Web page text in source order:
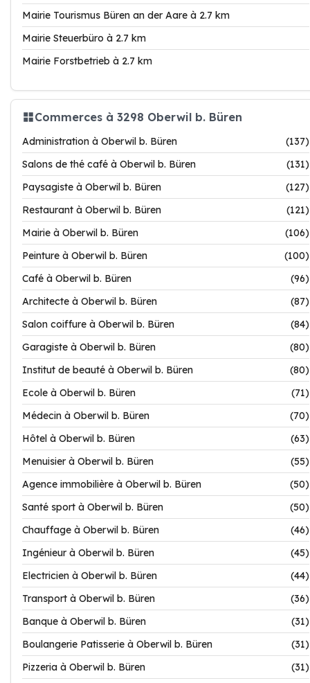
Mairie Tourismus Büren an der Aare à 2.7 km
Mairie Steuerbüro à 2.7 km
Mairie Forstbetrieb à 2.7 km
Commerces à 3298 Oberwil b. Büren
Administration à Oberwil b. Büren
(137)
Salons de thé café à Oberwil b. Büren
(131)
Paysagiste à Oberwil b. Büren
(127)
Restaurant à Oberwil b. Büren
(121)
Mairie à Oberwil b. Büren
(106)
Peinture à Oberwil b. Büren
(100)
Café à Oberwil b. Büren
(96)
Architecte à Oberwil b. Büren
(87)
Salon coiffure à Oberwil b. Büren
(84)
Garagiste à Oberwil b. Büren
(80)
Institut de beauté à Oberwil b. Büren
(80)
Ecole à Oberwil b. Büren
(71)
Médecin à Oberwil b. Büren
(70)
Hôtel à Oberwil b. Büren
(63)
Menuisier à Oberwil b. Büren
(55)
Agence immobilière à Oberwil b. Büren
(50)
Santé sport à Oberwil b. Büren
(50)
Chauffage à Oberwil b. Büren
(46)
Ingénieur à Oberwil b. Büren
(45)
Electricien à Oberwil b. Büren
(44)
Transport à Oberwil b. Büren
(36)
Banque à Oberwil b. Büren
(31)
Boulangerie Patisserie à Oberwil b. Büren
(31)
Pizzeria à Oberwil b. Büren
(31)